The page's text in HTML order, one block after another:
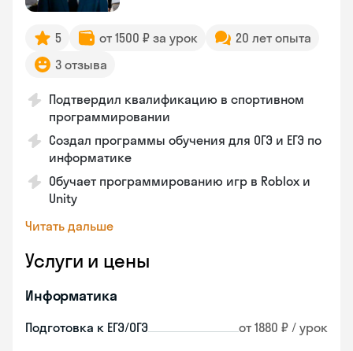
5 от 1500 ₽ за урок
20 лет опыта
3 отзыва
Подтвердил квалификацию в спортивном
программировании
Создал программы обучения для ОГЭ и ЕГЭ по
информатике
Обучает программированию игр в Roblox и
Unity
Читать дальше
Услуги и цены
Информатика
Подготовка к ЕГЭ/ОГЭ от 1880 ₽ / урок